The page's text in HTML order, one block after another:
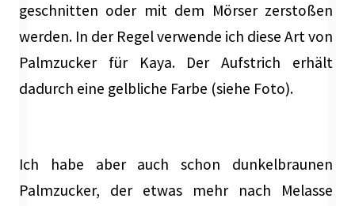
geschnitten oder mit dem Mörser zerstoßen
werden. In der Regel verwende ich diese Art von
Palmzucker für Kaya. Der Aufstrich erhält
dadurch eine gelbliche Farbe (siehe Foto).
Ich habe aber auch schon dunkelbraunen
Palmzucker, der etwas mehr nach Melasse